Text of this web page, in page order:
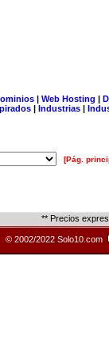
| Web Hosting |
| Industrias |
[Pág.
** Precios
© 2002/2022 Solo10.com